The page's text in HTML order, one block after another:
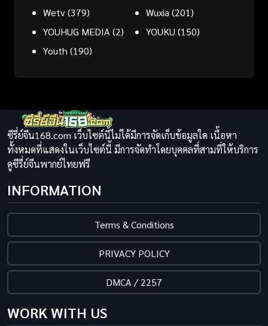
Wetv(379) Wuxia (201)
YOUHUG MEDIA (2) YOUKU (150)
Youth (190)
ซีรี่ย์จีน168.com เว็บไซต์นี้ไม่ได้มีการจัดเก็บข้อมูลใด เนื้อหา
ทั้งหมดที่แสดงในเว็บไซต์นี้ มีการจัดทำโดยบุคคลที่สามที่ให้บริการ
ดูซีรี่ย์จีนพากย์ไทยฟรี
INFORMATION
Terms & Conditions
PRIVACY POLICY
DMCA / 2257
WORK WITH US